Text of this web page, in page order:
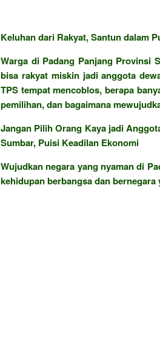
Keluhan dari Rakyat, Santun dalam
Warga di Padang Panjang Provinsi
bisa rakyat miskin jadi anggota
TPS tempat mencoblos, berapa
pemilihan, dan bagaimana
Jangan Pilih Orang Kaya jadi
Sumbar, Puisi Keadilan Ekonomi
Wujudkan negara yang nyaman di
kehidupan berbangsa dan